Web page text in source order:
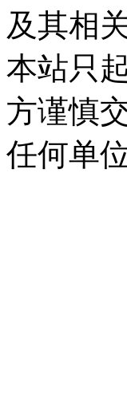
及其相
本站只
方谨慎
任何单